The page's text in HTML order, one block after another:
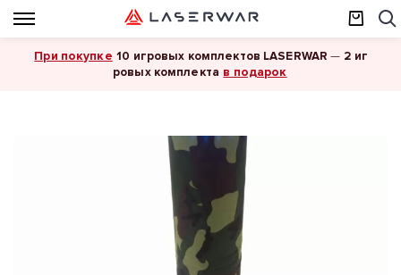
При покупке 10 игровых комплектов LASERWAR — 2 иг
ровых комплекта в подарок